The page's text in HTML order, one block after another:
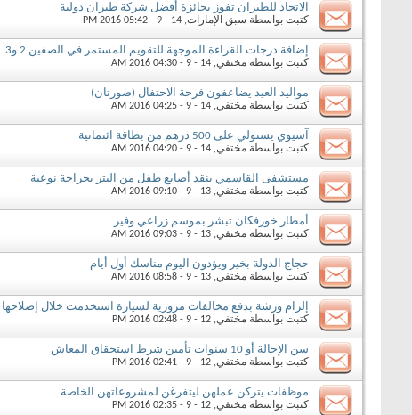
الاتحاد للطيران تفوز بجائزة أفضل شركة طيران دولية
كتبت بواسطة سبق الإمارات‏, 14 - 9 - 2016 05:42 PM
إضافة درجات القراءة الموجهة للتقويم المستمر في الصفين 2 و3
كتبت بواسطة مختفي‏, 14 - 9 - 2016 04:30 AM
مواليد العيد يضاعفون فرحة الاحتفال (صورتان)
كتبت بواسطة مختفي‏, 14 - 9 - 2016 04:25 AM
آسيوي يستولي على 500 درهم من بطاقة ائتمانية
كتبت بواسطة مختفي‏, 14 - 9 - 2016 04:20 AM
مستشفى القاسمي ينقذ أصابع طفل من البتر بجراحة نوعية
كتبت بواسطة مختفي‏, 13 - 9 - 2016 09:10 AM
أمطار خورفكان تبشر بموسم زراعي وفير
كتبت بواسطة مختفي‏, 13 - 9 - 2016 09:03 AM
حجاج الدولة بخير ويؤدون اليوم مناسك أول أيام
كتبت بواسطة مختفي‏, 13 - 9 - 2016 08:58 AM
إلزام ورشة بدفع مخالفات مرورية لسيارة استخدمت خلال إصلاحها
كتبت بواسطة مختفي‏, 12 - 9 - 2016 02:48 PM
سن الإحالة أو 10 سنوات تأمين شرط استحقاق المعاش
كتبت بواسطة مختفي‏, 12 - 9 - 2016 02:41 PM
موظفات يتركن عملهن ليتفرغن لمشروعاتهن الخاصة
كتبت بواسطة مختفي‏, 12 - 9 - 2016 02:35 PM